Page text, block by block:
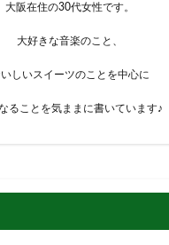
大阪在住の30代女性です。
大好きな音楽のこと、
いしいスイーツのことを中心に
ることを気ままに書いています♪